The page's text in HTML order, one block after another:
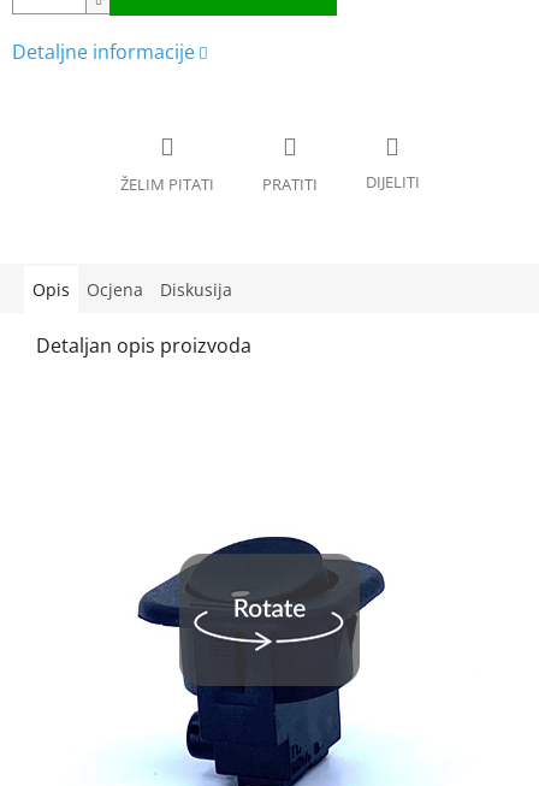
Opis Ocjena Diskusija